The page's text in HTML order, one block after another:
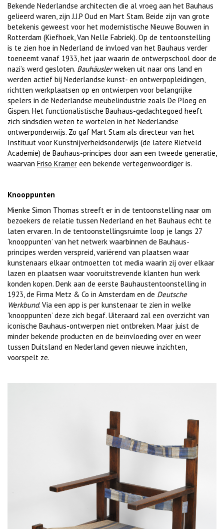
Bekende Nederlandse architecten die al vroeg aan het Bauhaus
gelieerd waren, zijn J.J.P Oud en Mart Stam. Beide zijn van grote
betekenis geweest voor het modernistische Nieuwe Bouwen in
Rotterdam (Kiefhoek, Van Nelle Fabriek). Op de tentoonstelling
is te zien hoe in Nederland de invloed van het Bauhaus verder
toeneemt vanaf 1933, het jaar waarin de ontwerpschool door de
nazi’s werd gesloten. Bauhäuslerweken uit naar ons land en
werden actief bij Nederlandse kunst- en ontwerpopleidingen,
richtten werkplaatsen op en ontwierpen voor belangrijke
spelers in de Nederlandse meubelindustrie zoals De Ploeg en
Gispen. Het functionalistische Bauhaus-gedachtegoed heeft
zich sindsdien weten te wortelen in het Nederlandse
ontwerponderwijs. Zo gaf Mart Stam als directeur van het
Instituut voor Kunstnijverheidsonderwijs (de latere Rietveld
Academie) de Bauhaus-principes door aan een tweede generatie,
waarvan Friso Kramer een bekende vertegenwoordiger is.
Knooppunten
Mienke Simon Thomas streeft er in de tentoonstelling naar om
bezoekers de relatie tussen Nederland en het Bauhaus echt te
laten ervaren. In de tentoonstellingsruimte loop je langs 27
‘knooppunten’ van het netwerk waarbinnen de Bauhaus-
principes werden verspreid, variërend van plaatsen waar
kunstenaars elkaar ontmoetten tot media waarin zij over elkaar
lazen en plaatsen waar vooruitstrevende klanten hun werk
konden kopen. Denk aan de eerste Bauhaustentoonstelling in
1923, de Firma Metz & Co in Amsterdam en de Deutsche
Werkbund. Via een app is per kunstenaar te zien in welke
‘knooppunten’ deze zich begaf. Uiteraard zal een overzicht van
iconische Bauhaus-ontwerpen niet ontbreken. Maar juist de
minder bekende producten en de beïnvloeding over en weer
tussen Duitsland en Nederland geven nieuwe inzichten,
voorspelt ze.